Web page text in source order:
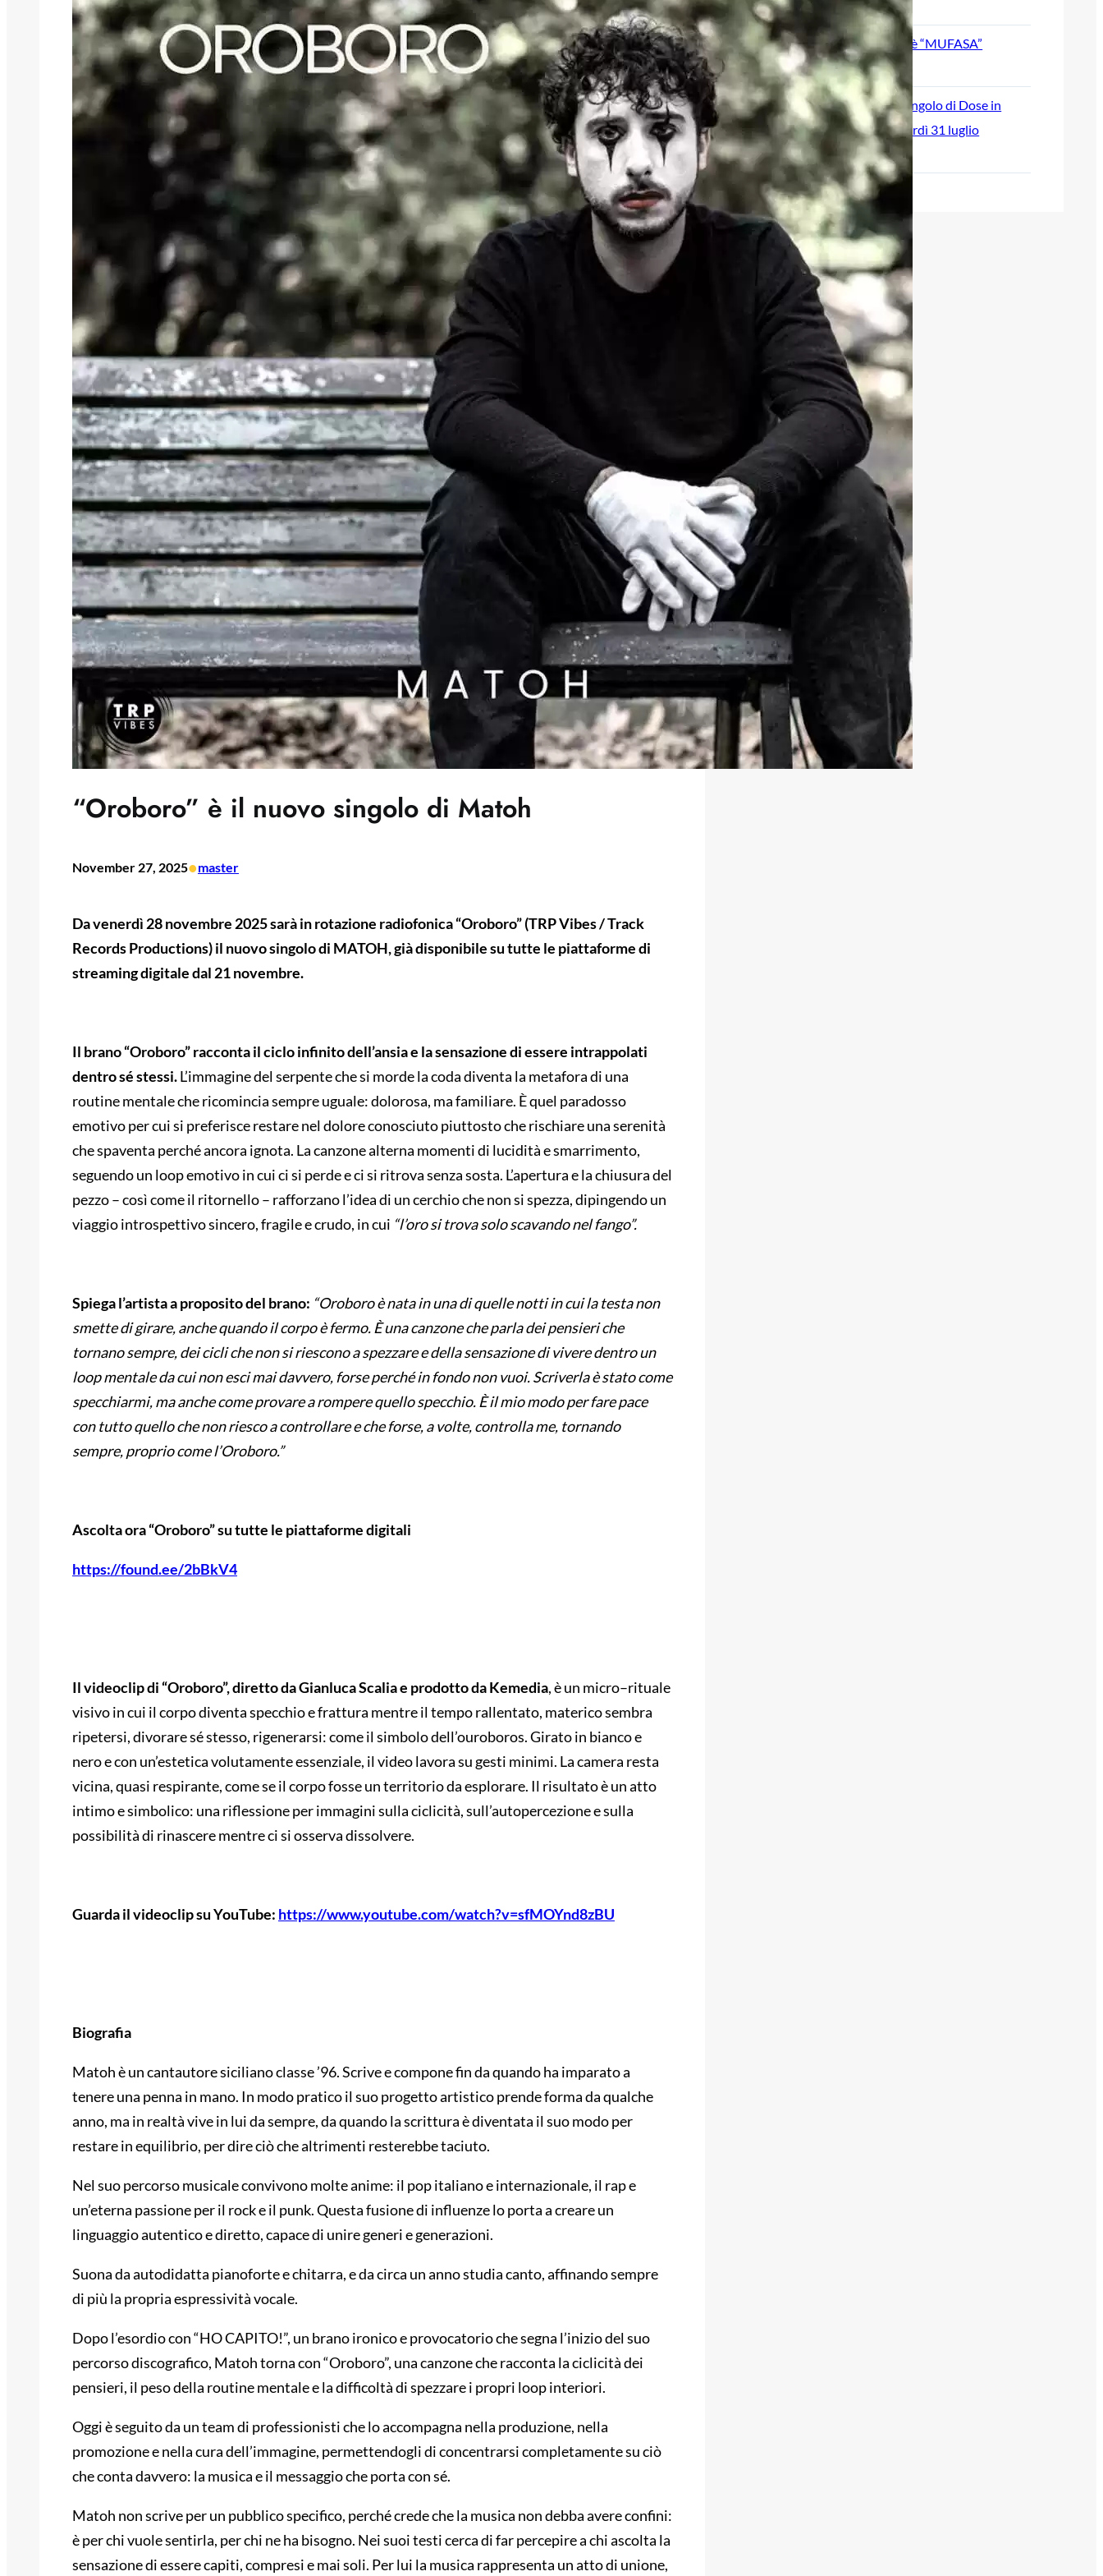
“Oroboro” è il nuovo singolo di Matoh
November 27, 2025•master
Da venerdì 28 novembre 2025 sarà in rotazione radiofonica “Oroboro” (TRP Vibes / Track
Records Productions) il nuovo singolo di MATOH, già disponibile su tutte le piattaforme di
streaming digitale dal 21 novembre.
Il brano “Oroboro” racconta il ciclo infinito dell’ansia e la sensazione di essere intrappolati
dentro sé stessi.L’immagine del serpente che si morde la coda diventa la metafora di una
routine mentale che ricomincia sempre uguale: dolorosa, ma familiare. È quel paradosso
emotivo per cui si preferisce restare nel dolore conosciuto piuttosto che rischiare una serenità
che spaventa perché ancora ignota. La canzone alterna momenti di lucidità e smarrimento,
seguendo un loop emotivo in cui ci si perde e ci si ritrova senza sosta. L’apertura e la chiusura del
pezzo – così come il ritornello – rafforzano l’idea di un cerchio che non si spezza, dipingendo un
viaggio introspettivo sincero, fragile e crudo, in cui “l’oro si trova solo scavando nel fango”.
Spiega l’artista a proposito del brano: “Oroboro è nata in una di quelle notti in cui la testa non
smette di girare, anche quando il corpo è fermo. È una canzone che parla dei pensieri che
tornano sempre, dei cicli che non si riescono a spezzare e della sensazione di vivere dentro un
loop mentale da cui non esci mai davvero, forse perché in fondo non vuoi. Scriverla è stato come
specchiarmi, ma anche come provare a rompere quello specchio. È il mio modo per fare pace
con tutto quello che non riesco a controllare e che forse, a volte, controlla me, tornando
sempre, proprio come l’Oroboro.”
Ascolta ora “Oroboro” su tutte le piattaforme digitali
https://found.ee/2bBkV4
Il videoclip di “Oroboro”, diretto da Gianluca Scalia e prodotto da Kemedia, è un micro–rituale
visivo in cui il corpo diventa specchio e frattura mentre il tempo rallentato, materico sembra
ripetersi, divorare sé stesso, rigenerarsi: come il simbolo dell’ouroboros. Girato in bianco e
nero e con un’estetica volutamente essenziale, il video lavora su gesti minimi. La camera resta
vicina, quasi respirante, come se il corpo fosse un territorio da esplorare. Il risultato è un atto
intimo e simbolico: una riflessione per immagini sulla ciclicità, sull’autopercezione e sulla
possibilità di rinascere mentre ci si osserva dissolvere.
Guarda il videoclip su YouTube: https://www.youtube.com/watch?v=sfMOYnd8zBU
Biografia
Matoh è un cantautore siciliano classe ’96. Scrive e compone fin da quando ha imparato a
tenere una penna in mano. In modo pratico il suo progetto artistico prende forma da qualche
anno, ma in realtà vive in lui da sempre, da quando la scrittura è diventata il suo modo per
restare in equilibrio, per dire ciò che altrimenti resterebbe taciuto.
Nel suo percorso musicale convivono molte anime: il pop italiano e internazionale, il rap e
un’eterna passione per il rock e il punk. Questa fusione di influenze lo porta a creare un
linguaggio autentico e diretto, capace di unire generi e generazioni.
Suona da autodidatta pianoforte e chitarra, e da circa un anno studia canto, affinando sempre
di più la propria espressività vocale.
Dopo l’esordio con “HO CAPITO!”, un brano ironico e provocatorio che segna l’inizio del suo
percorso discografico, Matoh torna con “Oroboro”, una canzone che racconta la ciclicità dei
pensieri, il peso della routine mentale e la difficoltà di spezzare i propri loop interiori.
Oggi è seguito da un team di professionisti che lo accompagna nella produzione, nella
promozione e nella cura dell’immagine, permettendogli di concentrarsi completamente su ciò
che conta davvero: la musica e il messaggio che porta con sé.
Matoh non scrive per un pubblico specifico, perché crede che la musica non debba avere confini:
è per chi vuole sentirla, per chi ne ha bisogno. Nei suoi testi cerca di far percepire a chi ascolta la
sensazione di essere capiti, compresi e mai soli. Per lui la musica rappresenta un atto di unione,
August 5, 2026
SVOSIL: il nuovo singolo è “MUFASA”
July 30, 2026
“Break Time” è il nuovo singolo di Dose in
radio e in digitale da venerdì 31 luglio
July 28, 2026